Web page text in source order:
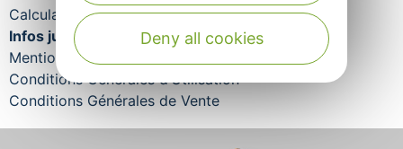
Calculateurs
Infos juridiques
Mentions légales
Conditions Générales d’Utilisation
Conditions Générales de Vente
Deny all cookies